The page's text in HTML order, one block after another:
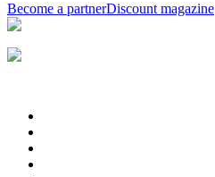
Become a partnerDiscount magazine